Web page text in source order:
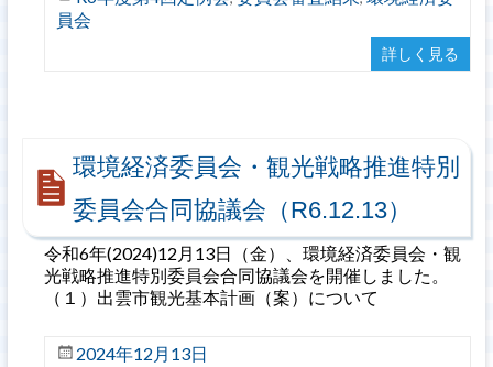
員会
詳しく見る
環境経済委員会・観光戦略推進特別
委員会合同協議会（R6.12.13）
令和6年(2024)12月13日（金）、環境経済委員会・観
光戦略推進特別委員会合同協議会を開催しました。
（１）出雲市観光基本計画（案）について
2024年12月13日